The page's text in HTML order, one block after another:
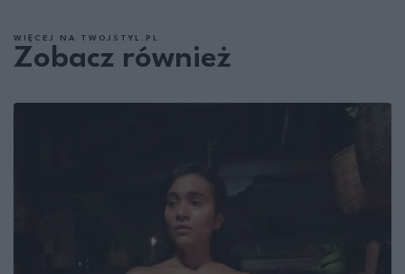
WIĘCEJ NA TWOJSTYL.PL
Zobacz również